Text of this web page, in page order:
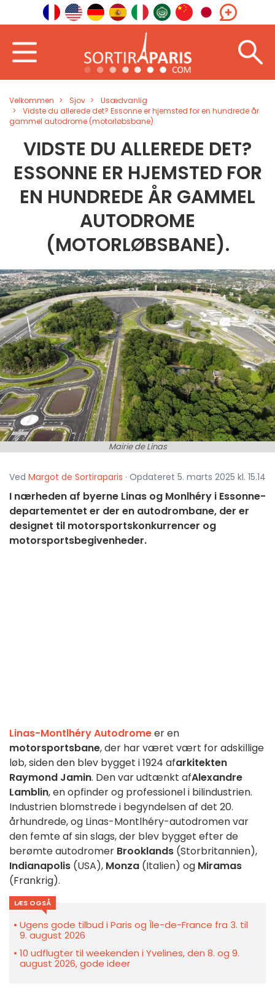
Velkommen Sjov
Usædvanlig
Vidste du allerede det? Essonne er hjemsted for en hundrede år
gammel autodrome (motorløbsbane).
VIDSTE DU ALLEREDE DET?
ESSONNE ER HJEMSTED FOR
EN HUNDREDE ÅR GAMMEL
AUTODROME
(MOTORLØBSBANE).
Mairie de Linas
Ved Margot de Sortiraparis · Opdateret 5. marts 2025 kl. 15.14
I nærheden af byerne Linas og Monlhéry i Essonne-
departementet er der en autodrombane, der er
designet til motorsportskonkurrencer og
motorsportsbegivenheder.
Linas-Montlhéry Autodromeer en
motorsportsbane, der har været vært for adskillige
løb, siden den blev bygget i 1924 afarkitekten
Raymond Jamin. Den var udtænkt afAlexandre
Lamblin, en opfinder og professionel i bilindustrien.
Industrien blomstrede i begyndelsen af det 20.
århundrede, og Linas-Montlhéry-autodromen var
den femte af sin slags, der blev bygget efter de
berømte autodromer Brooklands (Storbritannien),
Indianapolis (USA), Monza (Italien) og Miramas
(Frankrig).
LÆS OGSÅ
Ugens gode tilbud i Paris og Île-de-France fra 3. til
9. august 2026
10 udflugter til weekenden i Yvelines, den 8. og 9.
august 2026, gode ideer